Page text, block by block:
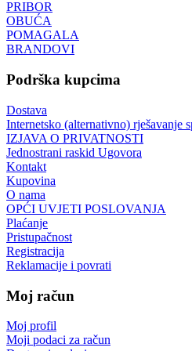
PRIBOR
OBUĆA
POMAGALA
BRANDOVI
Podrška kupcima
Dostava
Internetsko (alternativno) rješavanje
IZJAVA O PRIVATNOSTI
Jednostrani raskid Ugovora
Kontakt
Kupovina
O nama
OPĆI UVJETI POSLOVANJA
Plaćanje
Pristupačnost
Registracija
Reklamacije i povrati
Moj račun
Moj profil
Moji podaci za račun